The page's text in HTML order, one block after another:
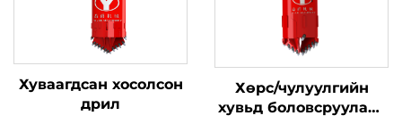
Хуваагдсан хосолсон
дрил
Хөрс/чулуулгийн
хувьд боловсруулалт